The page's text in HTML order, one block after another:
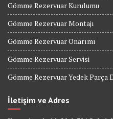
Gömme Rezervuar Kurulumu
Gömme Rezervuar Montajı
Gömme Rezervuar Onarımı
Gömme Rezervuar Servisi
Gömme Rezervuar Yedek Parça
İletişim ve Adres